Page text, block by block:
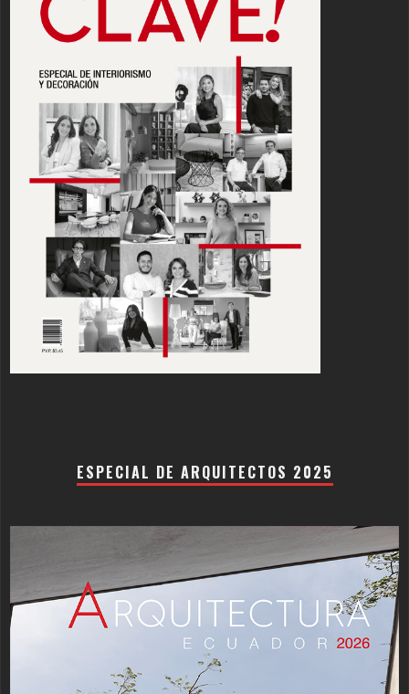
ESPECIAL DE ARQUITECTOS 2025